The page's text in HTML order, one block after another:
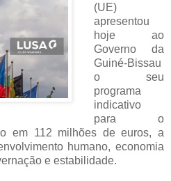
(UE)
apresentou
hoje ao
Governo da
Guiné-Bissau
o seu
programa
indicativo
para o
em 112 milhões de euros, a
humano, economia
e estabilidade.